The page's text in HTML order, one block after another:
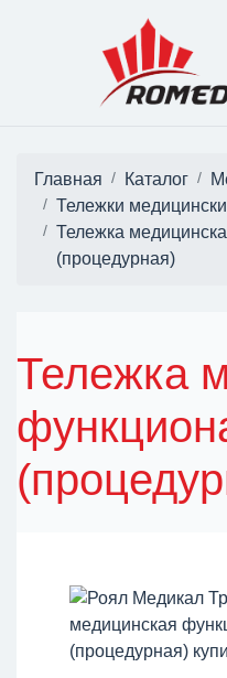
Главная Каталог
Тележки
Тележка
(процедурная)
Тележка